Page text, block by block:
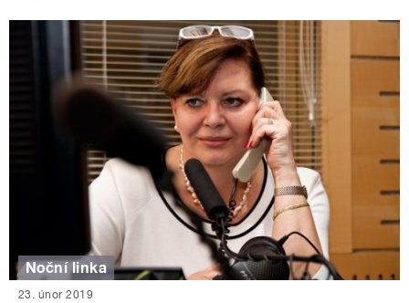
Noční linka
23. únor 2019